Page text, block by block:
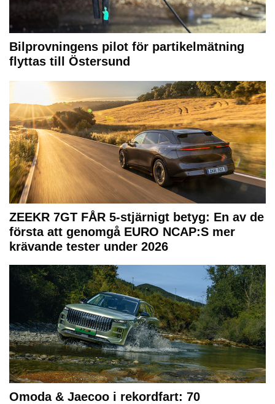
Bilprovningens pilot för partikelmätning
flyttas till Östersund
ZEEKR 7GT FÅR 5-stjärnigt betyg: En av de
första att genomgå EURO NCAP:S mer
krävande tester under 2026
Omoda & Jaecoo i rekordfart: 70